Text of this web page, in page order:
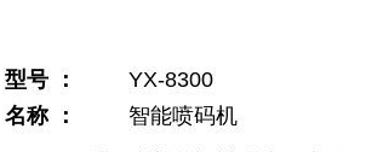
型号 ：
YX-8300
名称 ：
智能喷码机